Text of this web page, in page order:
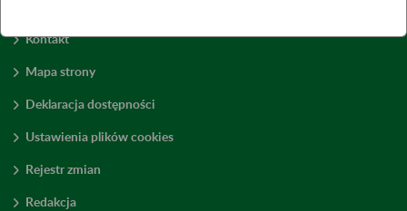
Kontakt
Mapa strony
Deklaracja dostępności
Ustawienia plików cookies
Rejestr zmian
Redakcja